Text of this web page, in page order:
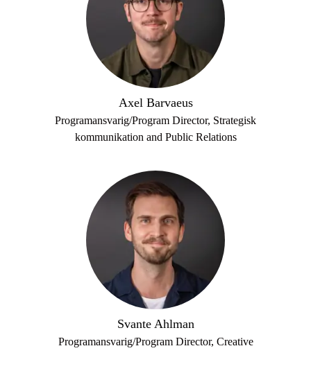
Axel Barvaeus
Programansvarig/Program Director, Strategisk
kommunikation and Public Relations
Svante Ahlman
Programansvarig/Program Director, Creative